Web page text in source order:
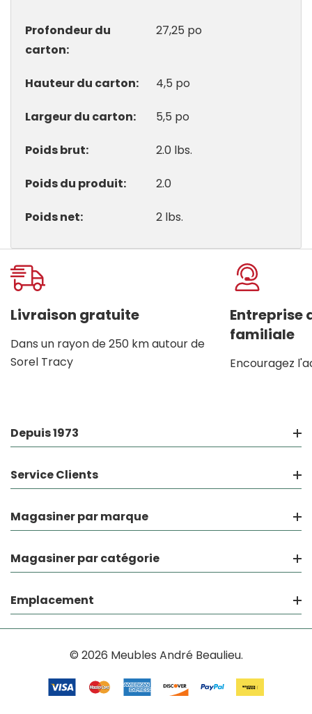
Profondeur du
carton
27,25 po
Hauteur du carton 4,5 po
Largeur du carton 5,5 po
Poids brut 2.0 lbs.
Poids du produit 2.0
Poids net 2 lbs.
Onglet
personnalisé
Livraison gratuite
Dans un rayon de 250 km autour de
Sorel Tracy
Entreprise
familiale
Encouragez
Depuis 1973
Service Clients
Magasiner par marque
Magasiner par catégorie
Emplacement
© 2026 Meubles André Beaulieu.